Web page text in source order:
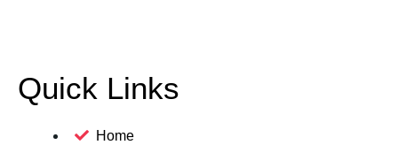
Quick Links
Home